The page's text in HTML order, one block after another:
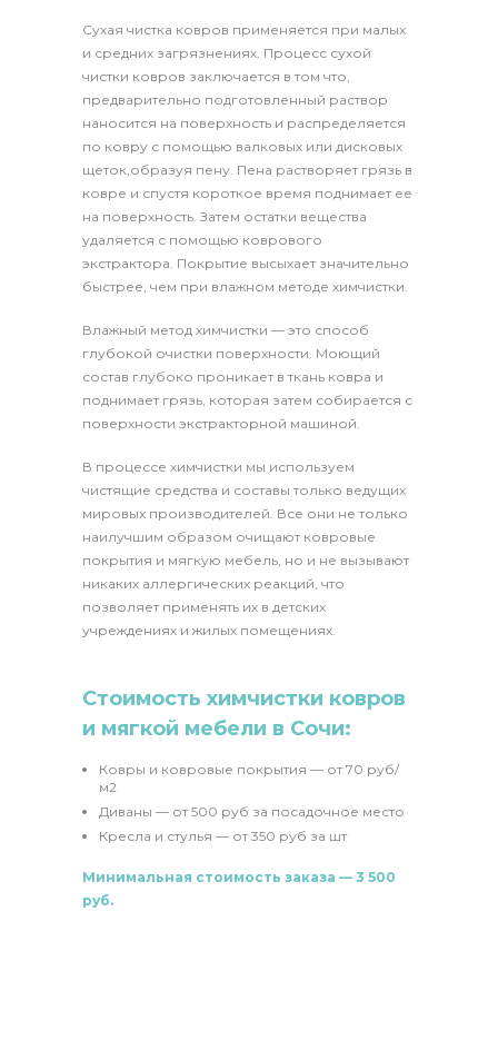
Сухая чистка ковров применяется при малых
и средних загрязнениях. Процесс сухой
чистки ковров заключается в том что,
предварительно подготовленный раствор
наносится на поверхность и распределяется
по ковру с помощью валковых или дисковых
щеток,образуя пену. Пена растворяет грязь в
ковре и спустя короткое время поднимает ее
на поверхность. Затем остатки вещества
удаляется с помощью коврового
экстрактора. Покрытие высыхает значительно
быстрее, чем при влажном методе химчистки.
Влажный метод химчистки — это способ
глубокой очистки поверхности. Моющий
состав глубоко проникает в ткань ковра и
поднимает грязь, которая затем собирается с
поверхности экстракторной машиной.
В процессе химчистки мы используем
чистящие средства и составы только ведущих
мировых производителей. Все они не только
наилучшим образом очищают ковровые
покрытия и мягкую мебель, но и не вызывают
никаких аллергических реакций, что
позволяет применять их в детских
учреждениях и жилых помещениях.
Стоимость химчистки ковров
и мягкой мебели в Сочи:
Ковры и ковровые покрытия — от 70 руб/
м2
Диваны — от 500 руб за посадочное место
Кресла и стулья — от 350 руб за шт
Минимальная стоимость заказа — 3 500
руб.